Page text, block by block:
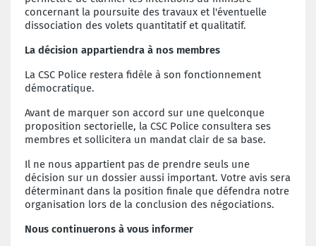
concernant la poursuite des travaux et l'éventuelle
dissociation des volets quantitatif et qualitatif.
La décision appartiendra à nos membres
La CSC Police restera fidèle à son fonctionnement
démocratique.
Avant de marquer son accord sur une quelconque
proposition sectorielle, la CSC Police consultera ses
membres et sollicitera un mandat clair de sa base.
Il ne nous appartient pas de prendre seuls une
décision sur un dossier aussi important. Votre avis sera
déterminant dans la position finale que défendra notre
organisation lors de la conclusion des négociations.
Nous continuerons à vous informer